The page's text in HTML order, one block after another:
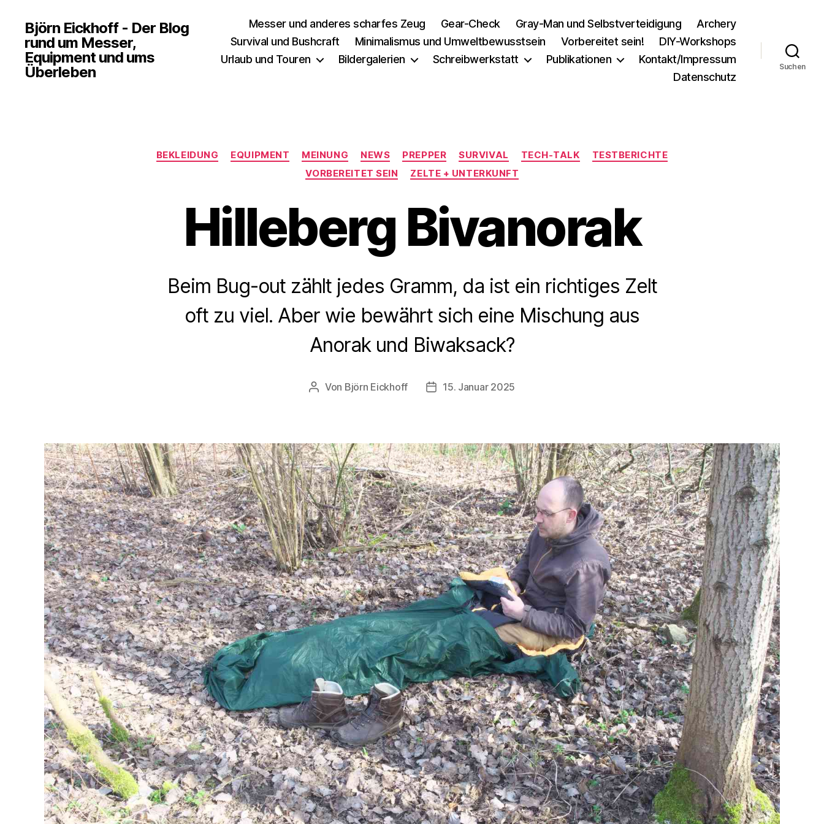
Björn Eickhoff - Der Blog
rund um Messer,
Equipment und ums
Überleben
Messer und anderes scharfes Zeug Gear-Check Gray-Man und Selbstverteidigung
Archery
Survival und Bushcraft
Minimalismus und Umweltbewusstsein Vorbereitet sein!
DIY-Workshops
Urlaub und Touren
Bildergalerien Schreibwerkstatt Publikationen
Kontakt/Impressum
Datenschutz
Suchen
Kategorien
BEKLEIDUNG EQUIPMENT MEINUNG NEWS PREPPER SURVIVAL TECH-TALK
TESTBERICHTE
VORBEREITET SEIN
ZELTE + UNTERKUNFT
Hilleberg Bivanorak
Beim Bug-out zählt jedes Gramm, da ist ein richtiges Zelt
oft zu viel. Aber wie bewährt sich eine Mischung aus
Anorak und Biwaksack?
Beitragsautor
Von Björn Eickhoff Veröffentlichungsdatum
15. Januar 2025